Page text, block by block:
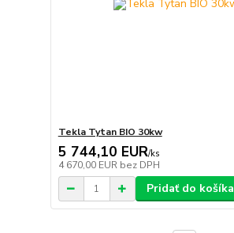
Tekla Tytan BIO 30kw
5 744,10 EUR/ks
4 670,00 EUR bez DPH
Pridať do košíka